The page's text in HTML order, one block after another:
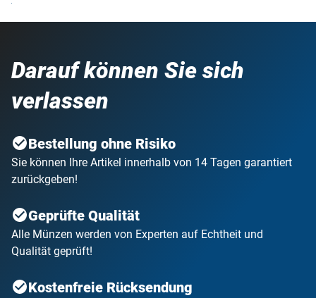
Darauf können Sie sich
verlassen
Bestellung ohne Risiko
Sie können Ihre Artikel innerhalb von 14 Tagen garantiert
zurückgeben!
Geprüfte Qualität
Alle Münzen werden von Experten auf Echtheit und
Qualität geprüft!
Kostenfreie Rücksendung